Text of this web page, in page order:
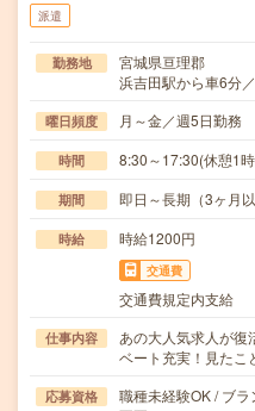
派遣
勤務地
宮城県亘理郡
浜吉田駅から車6分
曜日頻度 月～金／週5日勤務
時間 8:30～17:30(休憩1
期間 即日～長期（3ヶ月
時給 時給1200円
交通費
交通費規定内支給
仕事内容
あの大人気求人が復
ベート充実！見た
応募資格
職種未経験OK / ブ